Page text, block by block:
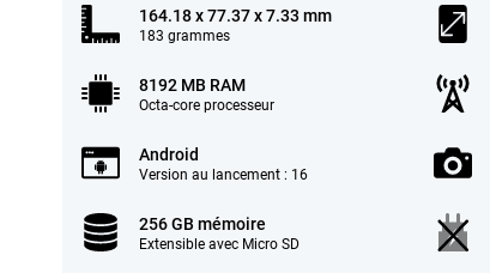
164.18 x 77.37 x 7.33 mm
183 grammes
8192 MB RAM
Octa-core processeur
Android
Version au lancement : 16
256 GB mémoire
Extensible avec Micro SD